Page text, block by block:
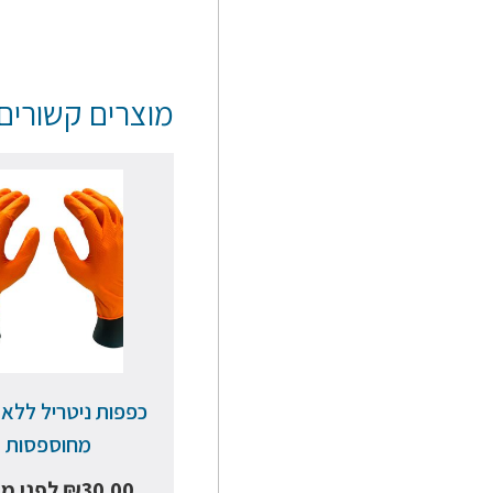
מוצרים
כפפות ניטריל
מחוספסות